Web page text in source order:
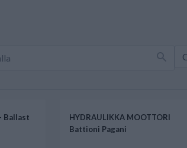
Ballast
HYDRAULIKKA MOOTTORI
Battioni Pagani